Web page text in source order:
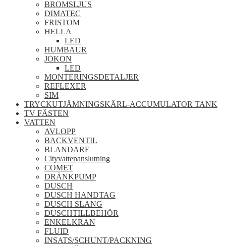
BROMSLJUS
DIMATEC
FRISTOM
HELLA
LED
HUMBAUR
JOKON
LED
MONTERINGSDETALJER
REFLEXER
SIM
TRYCKUTJÄMNINGSKÄRL-ACCUMULATOR TANK
TV FÄSTEN
VATTEN
AVLOPP
BACKVENTIL
BLANDARE
Cityvattenanslutning
COMET
DRÄNKPUMP
DUSCH
DUSCH HANDTAG
DUSCH SLANG
DUSCHTILLBEHÖR
ENKELKRAN
FLUID
INSATS/SCHUNT/PACKNING